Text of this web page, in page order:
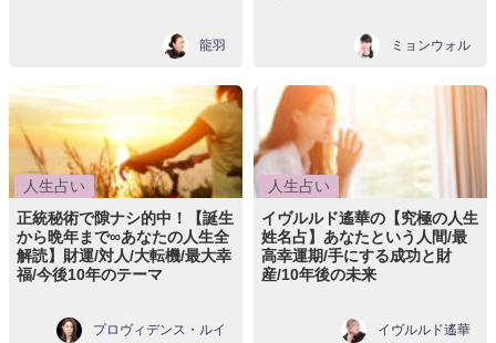
龍羽 ミョンウォル
人生占い
正統秘術で隙ナシ的中！【誕生
から晩年まで∞あなたの人生全
解読】財運/対人/大転機/最大幸
福/今後10年のテーマ
プロヴィデンス・ルイ
人生占い
イヴルルド遙華の【究極の人生
姓名占】あなたという人間/最
高幸運期/手にする成功と財
産/10年後の未来
イヴルルド遙華